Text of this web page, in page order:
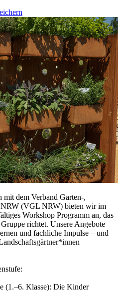
mit dem Verband Garten-,
NRW (VGL NRW) bieten wir im
Workshop Programm an, das
richtet. Unsere Angebote
und fachliche Impulse – und
(1.–6. Klasse): Die Kinder